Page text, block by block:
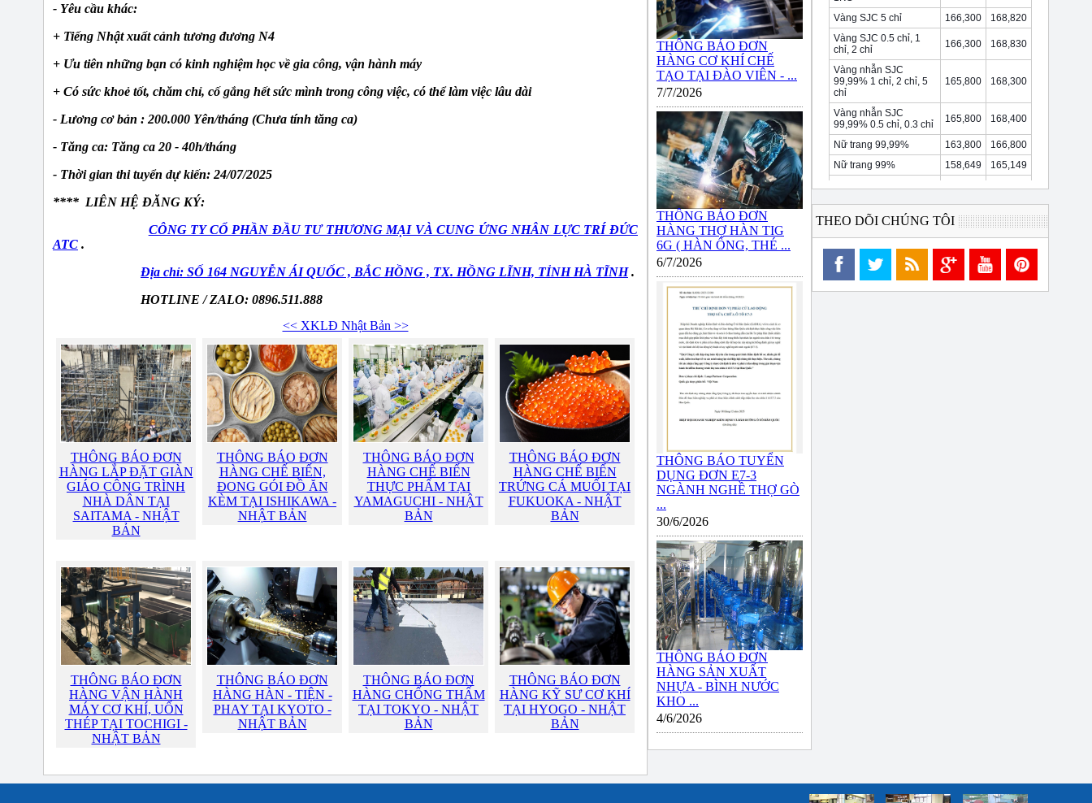
- Yêu cầu khác:
+ Tiếng Nhật xuất cảnh tương đương N4
+ Ưu tiên những bạn có kinh nghiệm học về gia công, vận hành máy
+ Có sức khoẻ tốt, chăm chỉ, cố gắng hết sức mình trong công việc, có thể làm việc lâu dài
- Lương cơ bản : 200.000 Yên/tháng (Chưa tính tăng ca)
- Tăng ca: Tăng ca 20 - 40h/tháng
- Thời gian thi tuyển dự kiến: 24/07/2025
**** LIÊN HỆ ĐĂNG KÝ:
CÔNG TY CỔ PHẦN ĐẦU TƯ THƯƠNG MẠI VÀ CUNG ỨNG NHÂN LỰC TRÍ ĐỨC
ATC .
Địa chỉ: SỐ 164 NGUYỄN ÁI QUỐC , BẮC HỒNG , TX. HỒNG LĨNH, TỈNH HÀ TĨNH.
HOTLINE / ZALO: 0896.511.888
<< XKLĐ Nhật Bản >>
THÔNG BÁO ĐƠN
HÀNG LẮP ĐẶT GIÀN
GIÁO CÔNG TRÌNH
NHÀ DÂN TẠI
SAITAMA - NHẬT
BẢN
THÔNG BÁO ĐƠN
HÀNG CHẾ BIẾN,
ĐONG GÓI ĐỒ ĂN
KÈM TẠI ISHIKAWA -
NHẬT BẢN
THÔNG BÁO ĐƠN
HÀNG CHẾ BIẾN
THỰC PHẨM TẠI
YAMAGUCHI - NHẬT
BẢN
THÔNG BÁO ĐƠN
HÀNG CHẾ BIẾN
TRỨNG CÁ MUỐI TẠI
FUKUOKA - NHẬT
BẢN
THÔNG BÁO ĐƠN
HÀNG VẬN HÀNH
MÁY CƠ KHÍ, UỐN
THÉP TẠI TOCHIGI -
NHẬT BẢN
THÔNG BÁO ĐƠN
HÀNG HÀN - TIỆN -
PHAY TẠI KYOTO -
NHẬT BẢN
THÔNG BÁO ĐƠN
HÀNG CHỐNG THẤM
TẠI TOKYO - NHẬT
BẢN
THÔNG BÁO ĐƠN
HÀNG KỸ SƯ CƠ KHÍ
TẠI HYOGO - NHẬT
BẢN
THÔNG BÁO ĐƠN
HÀNG CƠ KHÍ CHẾ
TẠO TẠI ĐÀO VIÊN - ...
7/7/2026
THÔNG BÁO ĐƠN
HÀNG THỢ HÀN TIG
6G ( HÀN ỐNG, THÉ ...
6/7/2026
THÔNG BÁO TUYỂN
DỤNG ĐƠN E7-3
NGÀNH NGHỀ THỢ GÒ
...
30/6/2026
THÔNG BÁO ĐƠN
HÀNG SẢN XUẤT
NHỰA - BÌNH NƯỚC
KHO ...
4/6/2026
THEO DÕI CHÚNG TÔI